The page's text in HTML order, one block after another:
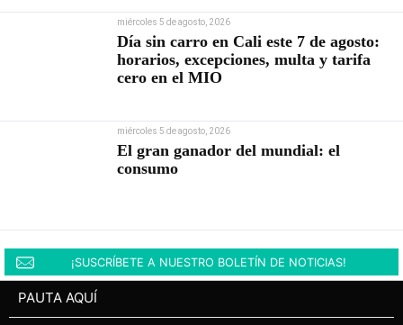
miércoles 5 de agosto, 2026
Día sin carro en Cali este 7 de agosto:
horarios, excepciones, multa y tarifa
cero en el MIO
miércoles 5 de agosto, 2026
El gran ganador del mundial: el
consumo
¡SUSCRÍBETE A NUESTRO BOLETÍN DE NOTICIAS!
PAUTA AQUÍ